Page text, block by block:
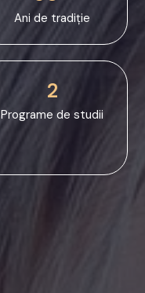
Ani de tradiție
2
Programe de studii